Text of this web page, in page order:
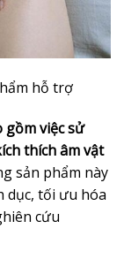
hỗ trợ
gồm việc sử
thích âm vật
sản phẩm này
dục, tối ưu hóa
cứu